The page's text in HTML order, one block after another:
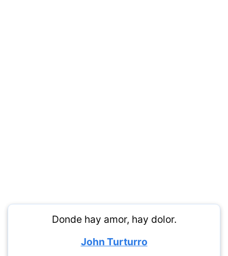
Donde hay amor, hay dolor.
John Turturro